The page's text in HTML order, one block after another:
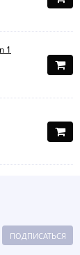
1
ПОДПИСАТЬСЯ